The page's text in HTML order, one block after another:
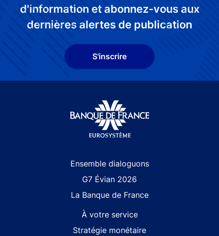
d'information et abonnez-vous aux
dernières alertes de publication
S'inscrire
Ensemble dialoguons
G7 Évian 2026
La Banque de France
À votre service
Stratégie monétaire